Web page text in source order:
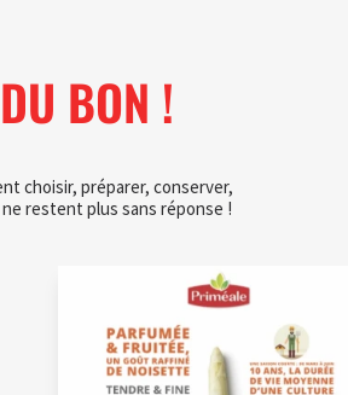
BON !
choisir, préparer, conserver,
restent plus sans réponse !